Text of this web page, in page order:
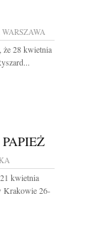
WARSZAWA
że 28 kwietnia
kwietnia
Krakowie 26-